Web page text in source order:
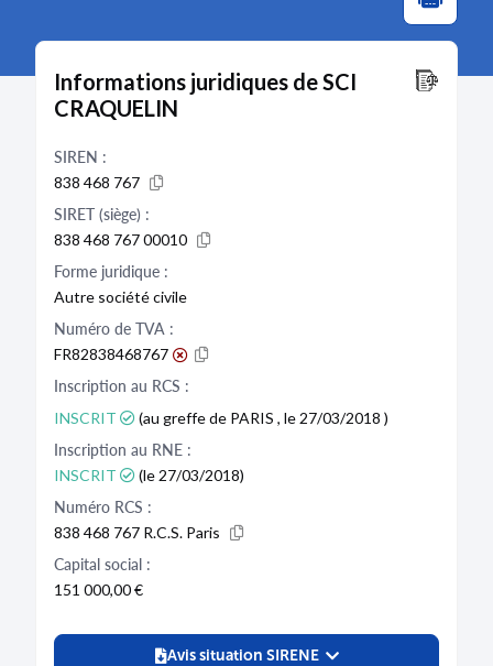
Informations juridiques de SCI
CRAQUELIN
SIREN :
838 468 767
SIRET (siège) :
838 468 767 00010
Forme juridique :
Autre société civile
Numéro de TVA :
FR82838468767
Inscription au RCS :
INSCRIT
(au greffe de PARIS , le 27/03/2018 )
Inscription au RNE :
INSCRIT
(le 27/03/2018)
Numéro RCS :
838 468 767 R.C.S. Paris
Capital social :
151 000,00 €
Avis situation SIRENE